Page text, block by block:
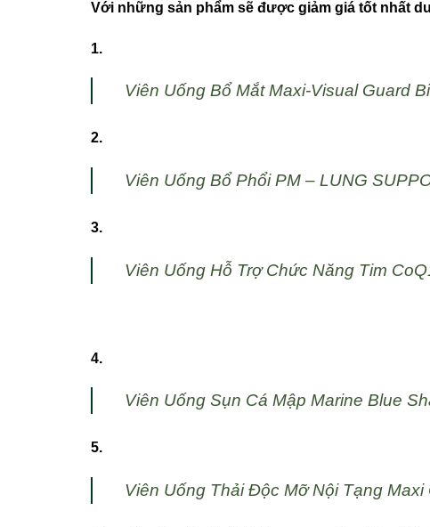
Với những sản phẩm sẽ được giảm giá tốt nhất
1.
Viên Uống Bổ Mắt Maxi-Visual Guard
2.
Viên Uống Bổ Phổi PM – LUNG
3.
Viên Uống Hỗ Trợ Chức Năng Tim
4.
Viên Uống Sụn Cá Mập Marine Blue
5.
Viên Uống Thải Độc Mỡ Nội Tạng Maxi